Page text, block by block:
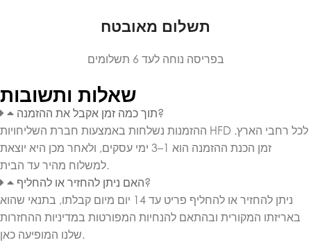
תשלום מאובטח
בפריסה נוחה לעד 6 תשלומים
שאלות ותשובות
תוך כמה זמן אקבל את ההזמנה?
ההזמנות נשלחות באמצעות חברת השליחויות HFD לכל רחבי הארץ.
זמן הכנת ההזמנה הוא 1–3 ימי עסקים, ולאחר מכן היא יוצאת
למשלוח מהיר עד הבית.
האם ניתן להחזיר או להחליף?
ניתן להחזיר או להחליף פריט עד 14 יום מיום קבלתו, בתנאי שהוא
באריזתו המקורית ובהתאם להנחיות המפורטות במדיניות ההחזרות
שלנו המופיעה כאן.